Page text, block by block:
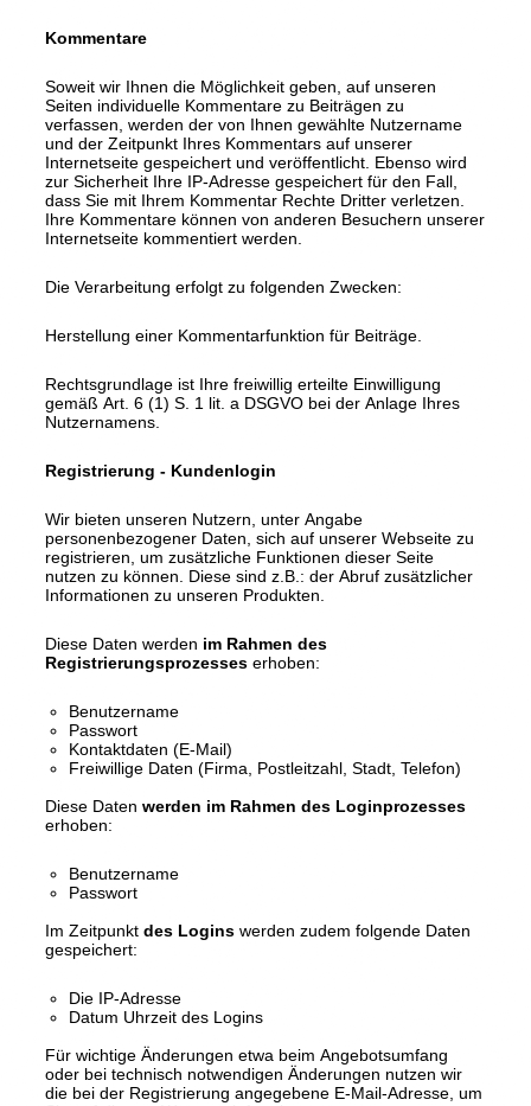
Kommentare
Soweit wir Ihnen die Möglichkeit geben, auf unseren
Seiten individuelle Kommentare zu Beiträgen zu
verfassen, werden der von Ihnen gewählte Nutzername
und der Zeitpunkt Ihres Kommentars auf unserer
Internetseite gespeichert und veröffentlicht. Ebenso wird
zur Sicherheit Ihre IP-Adresse gespeichert für den Fall,
dass Sie mit Ihrem Kommentar Rechte Dritter verletzen.
Ihre Kommentare können von anderen Besuchern unserer
Internetseite kommentiert werden.
Die Verarbeitung erfolgt zu folgenden Zwecken:
Herstellung einer Kommentarfunktion für Beiträge.
Rechtsgrundlage ist Ihre freiwillig erteilte Einwilligung
gemäß Art. 6 (1) S. 1 lit. a DSGVO bei der Anlage Ihres
Nutzernamens.
Registrierung - Kundenlogin
Wir bieten unseren Nutzern, unter Angabe
personenbezogener Daten, sich auf unserer Webseite zu
registrieren, um zusätzliche Funktionen dieser Seite
nutzen zu können. Diese sind z.B.: der Abruf zusätzlicher
Informationen zu unseren Produkten.
Diese Daten werden im Rahmen des
Registrierungsprozesses erhoben:
Benutzername
Passwort
Kontaktdaten (E-Mail)
Freiwillige Daten (Firma, Postleitzahl, Stadt, Telefon)
Diese Datenwerden im Rahmen des Loginprozesses
erhoben:
Benutzername
Passwort
Im Zeitpunktdes Logins werden zudem folgende Daten
gespeichert:
Die IP-Adresse
Datum Uhrzeit des Logins
Für wichtige Änderungen etwa beim Angebotsumfang
oder bei technisch notwendigen Änderungen nutzen wir
die bei der Registrierung angegebene E-Mail-Adresse, um